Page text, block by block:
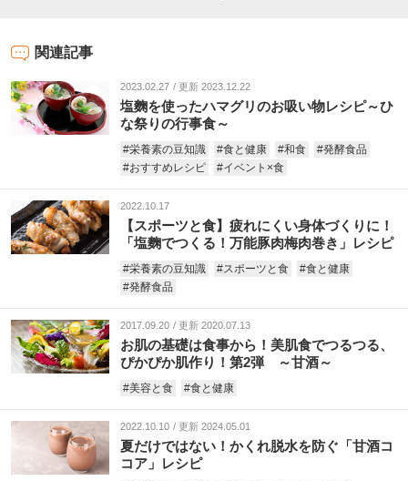
関連記事
塩麴を使ったハマグリのお吸い物レシピ～ひ
な祭りの行事食～
2023.02.27 更新 2023.12.22
#栄養素の豆知識 #食と健康 #和食
#発酵食品
#おすすめレシピ
#イベント×食
【スポーツと食】疲れにくい身体づくりに！
「塩麴でつくる！万能豚肉梅肉巻き」レシピ
2022.10.17
#栄養素の豆知識 #スポーツと食
#食と健康
#発酵食品
お肌の基礎は食事から！美肌食でつるつる、
ぴかぴか肌作り！第2弾 ～甘酒～
2017.09.20 更新 2020.07.13
#美容と食 #食と健康
夏だけではない！かくれ脱水を防ぐ「甘酒コ
コア」レシピ
2022.10.10 更新 2024.05.01